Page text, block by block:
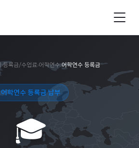
›등록금/수업료›어학연수›어학연수 등록금
어학연수 등록금 납부
🎓